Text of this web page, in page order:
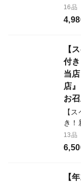
自慢
ルモ
16品
【
付
当
店
お
【
き！
の『
で厳
13品
【